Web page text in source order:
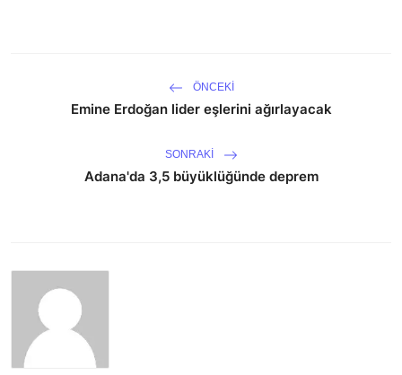
ÖNCEKI
Emine Erdoğan lider eşlerini ağırlayacak
SONRAKI
Adana'da 3,5 büyüklüğünde deprem